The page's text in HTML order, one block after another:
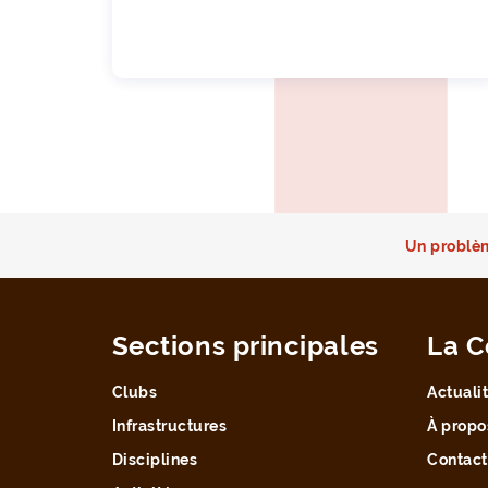
Un
Sections principales
Clubs
Infrastructures
Disciplines
La
À
Contact